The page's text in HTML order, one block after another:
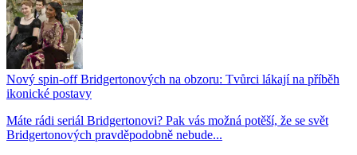
Nový spin-off Bridgertonových na obzoru: Tvůrci lákají na příběh
ikonické postavy
Máte rádi seriál Bridgertonovi? Pak vás možná potěší, že se svět
Bridgertonových pravděpodobně nebude...